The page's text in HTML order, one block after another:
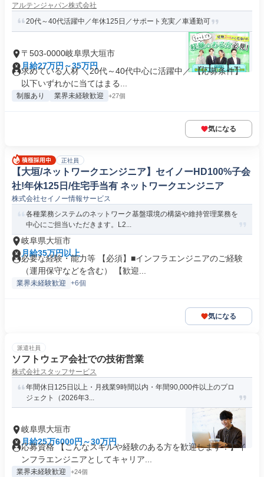
アルテンジャパン株式会社
20代～40代活躍中／年休125日／サポート充実／車通勤可
〒503-0000岐阜県大垣市
月給27万円～35万円
求めている人材 ＼20代～40代中心に活躍中／ 【応募条件】
以下いずれかに当てはまる...
制服あり 業界未経験歓迎 +27個
気になる
正社員
【大垣/ネットワークエンジニア】セイノーHD100%子会
社!年休125日/住宅手当有 ネットワークエンジニア
株式会社セイノー情報サービス
各種業務システムのネットワーク基盤環境の構築や維持管理業務を
中心にご担当いただきます。L2...
岐阜県大垣市
月給35万円以上
必要な経験・能力等 【必須】■インフラエンジニアのご経験
（運用保守などを含む） 【歓迎...
業界未経験歓迎 +6個
気になる
派遣社員
ソフトウェア会社での技術営業
株式会社スタッフサービス
年間休日125日以上・月残業9時間以内・年間90,000件以上のプロ
ジェクト（2026年3...
岐阜県大垣市
月給25万6000円～30万円
応募資格 【こんなスキルや経験のある方を歓迎します！】イ
ンフラエンジニアとしてキャリア...
業界未経験歓迎 +24個